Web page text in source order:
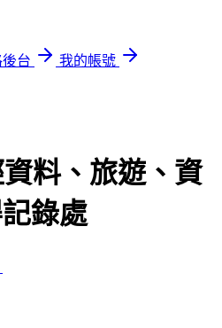
台
我的帳號
料、旅遊、資
錄處